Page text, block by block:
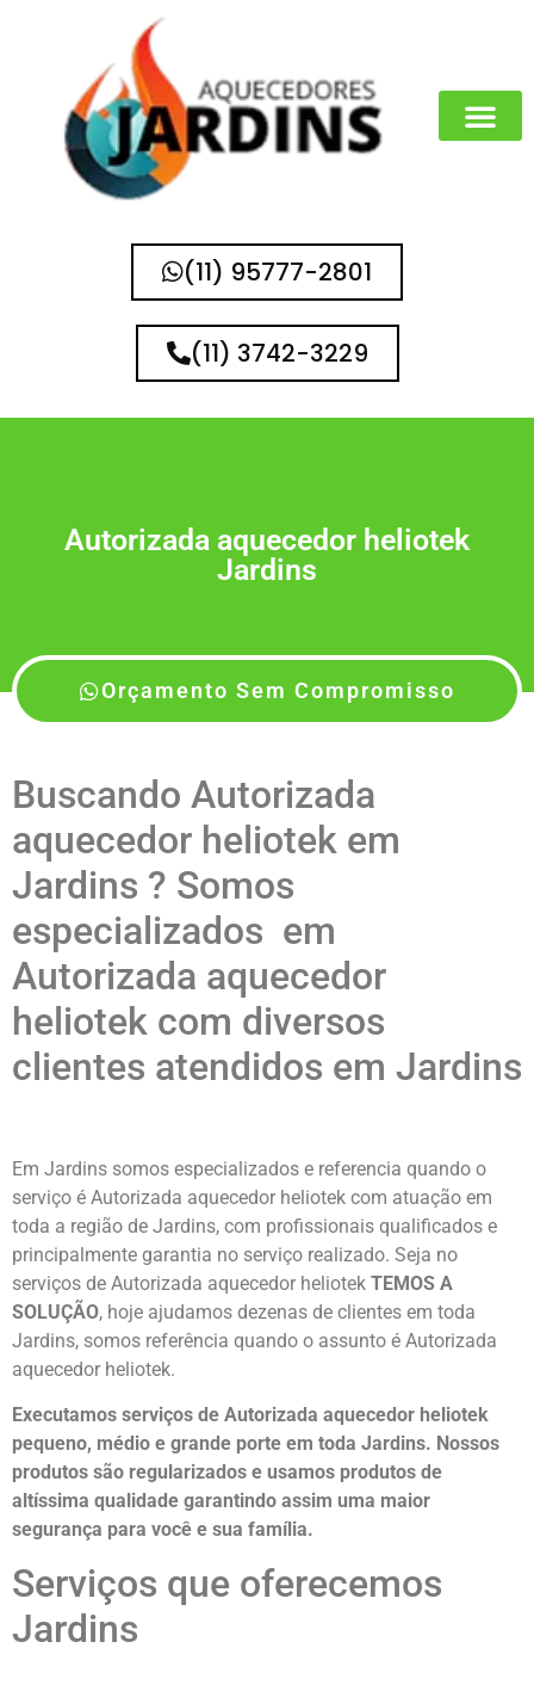
(11) 95777-2801
(11) 3742-3229
Autorizada aquecedor heliotek
Jardins
Orçamento Sem Compromisso
Buscando Autorizada
aquecedor heliotek em
Jardins ? Somos
especializados em
Autorizada aquecedor
heliotek com diversos
clientes atendidos em Jardins
Em Jardins somos especializados e referencia quando o
serviço é Autorizada aquecedor heliotek com atuação em
toda a região de Jardins, com profissionais qualificados e
principalmente garantia no serviço realizado. Seja no
serviços de Autorizada aquecedor heliotek TEMOS A
SOLUÇÃO, hoje ajudamos dezenas de clientes em toda
Jardins, somos referência quando o assunto é Autorizada
aquecedor heliotek.
Executamos serviços de Autorizada aquecedor heliotek
pequeno, médio e grande porte em toda Jardins. Nossos
produtos são regularizados e usamos produtos de
altíssima qualidade garantindo assim uma maior
segurança para você e sua família.
Serviços que oferecemos
Jardins